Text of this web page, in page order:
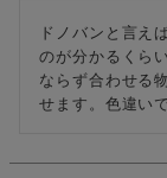
ドノバンと言え
のが分かるくら
ならず合わせる
せます。色違い